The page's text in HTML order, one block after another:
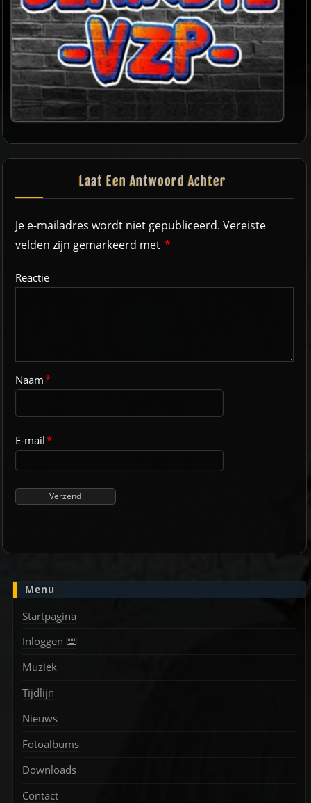
Laat Een Antwoord Achter
Je e-mailadres wordt niet gepubliceerd. Vereiste
velden zijn gemarkeerd met *
Reactie
Naam*
E-mail*
Menu
Startpagina
Inloggen ⌨️
Muziek
Tijdlijn
Nieuws
Fotoalbums
Downloads
Contact